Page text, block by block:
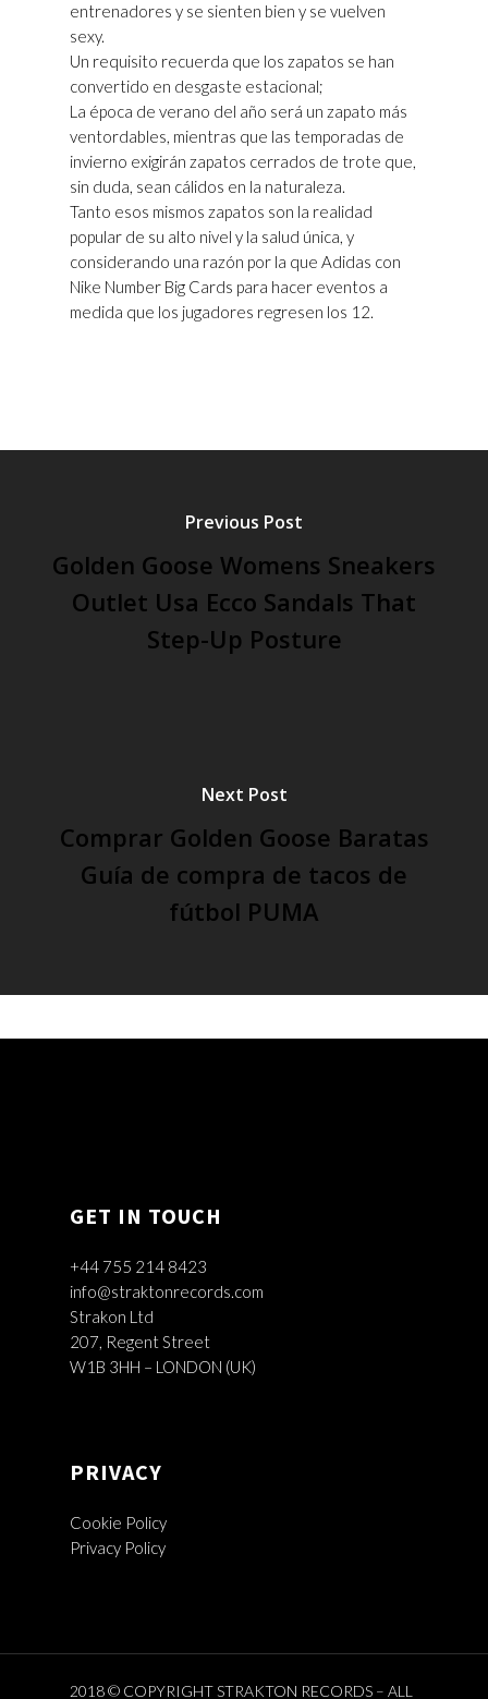
entrenadores y se sienten bien y se vuelven
sexy.
Un requisito recuerda que los zapatos se han
convertido en desgaste estacional;
La época de verano del año será un zapato más
ventordables, mientras que las temporadas de
invierno exigirán zapatos cerrados de trote que,
sin duda, sean cálidos en la naturaleza.
Tanto esos mismos zapatos son la realidad
popular de su alto nivel y la salud única, y
considerando una razón por la que Adidas con
Nike Number Big Cards para hacer eventos a
medida que los jugadores regresen los 12.
Previous Post
Golden Goose Womens Sneakers
Outlet Usa Ecco Sandals That
Step-Up Posture
Next Post
Comprar Golden Goose Baratas
Guía de compra de tacos de
fútbol PUMA
GET IN TOUCH
+44 755 214 8423
info@straktonrecords.com
Strakon Ltd
207, Regent Street
W1B 3HH – LONDON (UK)
PRIVACY
Cookie Policy
Privacy Policy
2018 © COPYRIGHT STRAKTON RECORDS – ALL